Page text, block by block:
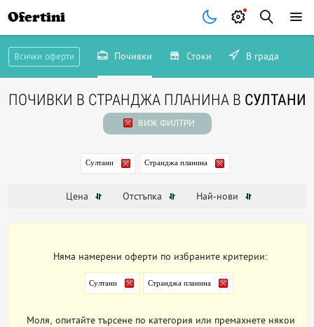
Ofertini
Всички оферти Почивки Стоки В града
ПОЧИВКИ В СТРАНДЖА ПЛАНИНА В СУЛТАНИ
ВИЖ ФИЛТРИ
Султани Странджа планина
Цена Отстъпка Най-нови
Няма намерени оферти по избраните критерии:
Султани Странджа планина
Моля, опитайте търсене по категория или премахнете някои